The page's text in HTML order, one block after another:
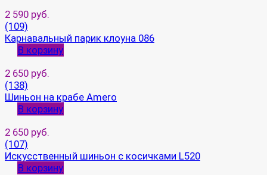
2 590 руб.
(109)
Карнавальный парик клоуна 086
В корзину
2 650 руб.
(138)
Шиньон на крабе Amero
В корзину
2 650 руб.
(107)
Искусственный шиньон с косичками L520
В корзину